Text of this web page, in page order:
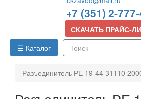
+7 (351) 2-
СКАЧАТЬ ПРАЙС-
☰ Каталог
Разъединитель РЕ 19-44-31110